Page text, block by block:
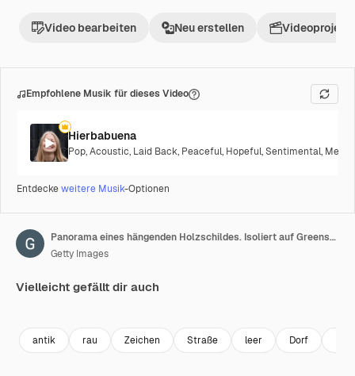
Video bearbeiten Neu erstellen Videoprojekt
Empfohlene Musik für dieses Video
Hierbabuena
Pop,Acoustic, Laid Back, Peaceful, Hopeful,Sentimental,
Entdeckeweitere Musik-Optionen
Panorama eines hängenden Holzschildes. Isoliert auf Greenscreen
Getty Images
Vielleicht gefällt dir auch
antik rau Zeichen Straße leer Dorf